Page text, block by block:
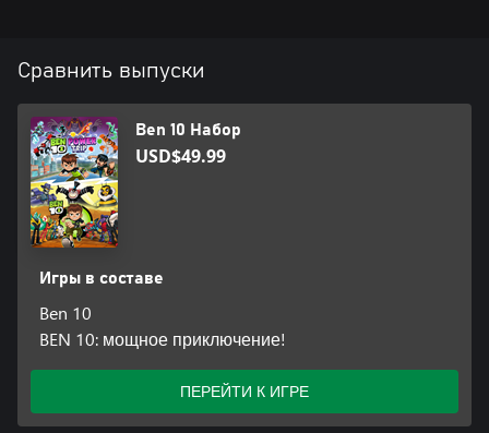
Сравнить выпуски
Ben 10 Набор
USD$49.99
Игры в составе
Ben 10
BEN 10: мощное приключение!
ПЕРЕЙТИ К ИГРЕ